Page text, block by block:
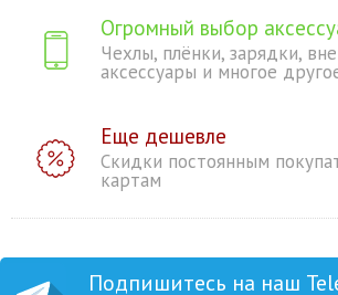
Огромный выбор
Чехлы, плёнки, зарядки,
аксессуары и многое
Еще дешевле
Скидки постоянным
картам
Подпишитесь на наш